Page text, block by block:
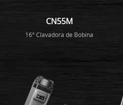
CN55M
16° Clavadora de Bobina